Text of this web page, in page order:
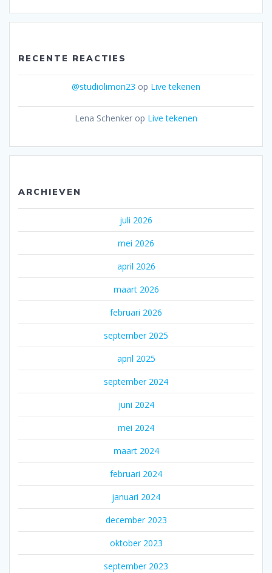
RECENTE REACTIES
@studiolimon23 op Live tekenen
Lena Schenker op Live tekenen
ARCHIEVEN
juli 2026
mei 2026
april 2026
maart 2026
februari 2026
september 2025
april 2025
september 2024
juni 2024
mei 2024
maart 2024
februari 2024
januari 2024
december 2023
oktober 2023
september 2023